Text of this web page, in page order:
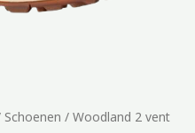
Schoenen / Woodland 2 vent